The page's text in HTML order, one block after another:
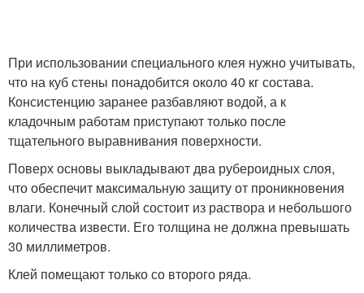
При использовании специального клея нужно учитывать,
что на куб стены понадобится около 40 кг состава.
Консистенцию заранее разбавляют водой, а к
кладочным работам приступают только после
тщательного выравнивания поверхности.
Поверх основы выкладывают два рубероидных слоя,
что обеспечит максимальную защиту от проникновения
влаги. Конечный слой состоит из раствора и небольшого
количества извести. Его толщина не должна превышать
30 миллиметров.
Клей помещают только со второго ряда.